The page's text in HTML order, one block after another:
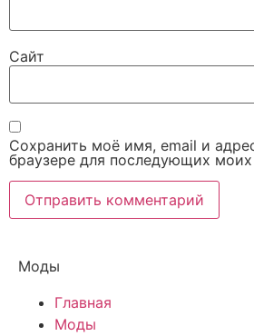
Сайт
Сохранить моё имя, email и
браузере для последующих
Моды
Главная
Моды